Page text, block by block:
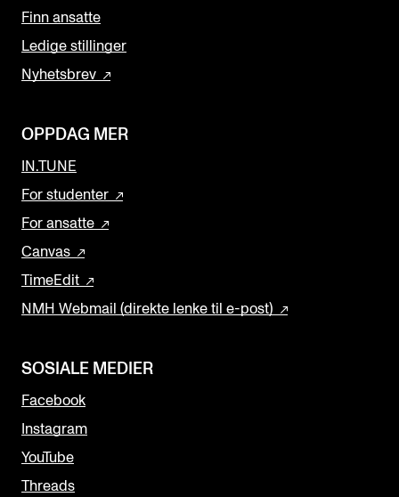
Finn ansatte
Ledige stillinger
Nyhetsbrev
OPPDAG MER
IN.TUNE
For studenter
For ansatte
Canvas
TimeEdit
NMH Webmail (direkte lenke til e-post)
SOSIALE MEDIER
Facebook
Instagram
YouTube
Threads